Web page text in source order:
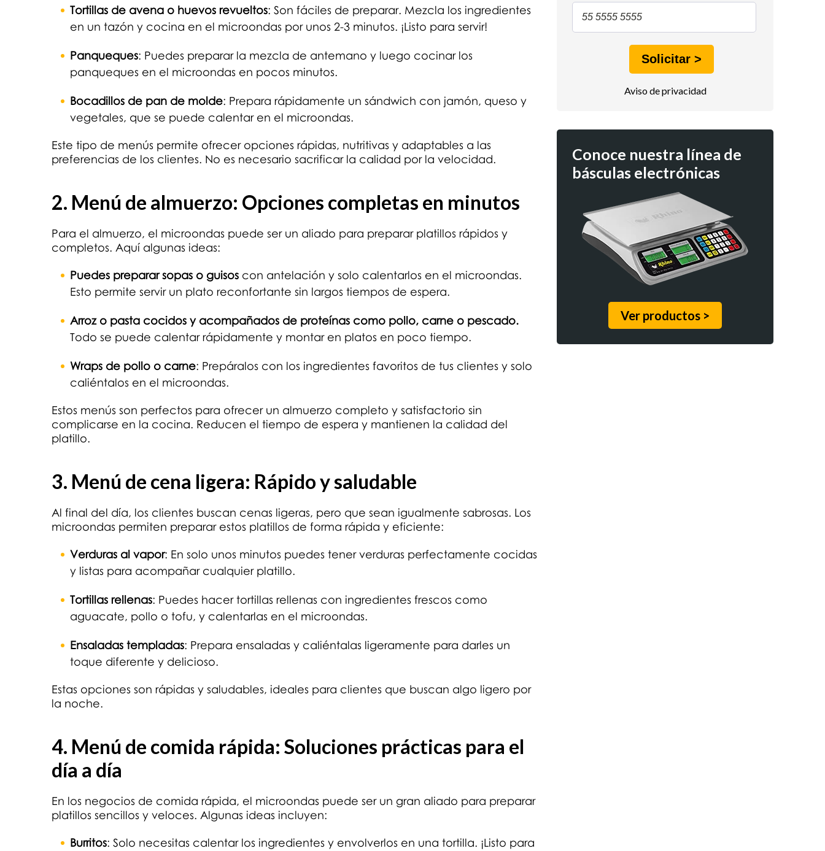
Tortillas de avena o huevos revueltos: Son fáciles de preparar. Mezcla los ingredientes
en un tazón y cocina en el microondas por unos 2-3 minutos. ¡Listo para servir!
Panqueques: Puedes preparar la mezcla de antemano y luego cocinar los
panqueques en el microondas en pocos minutos.
Bocadillos de pan de molde: Prepara rápidamente un sándwich con jamón, queso y
vegetales, que se puede calentar en el microondas.
Este tipo de menús permite ofrecer opciones rápidas, nutritivas y adaptables a las
preferencias de los clientes. No es necesario sacrificar la calidad por la velocidad.
2. Menú de almuerzo: Opciones completas en minutos
Para el almuerzo, el microondas puede ser un aliado para preparar platillos rápidos y
completos. Aquí algunas ideas:
Puedes preparar sopas o guisos con antelación y solo calentarlos en el microondas.
Esto permite servir un plato reconfortante sin largos tiempos de espera.
Arroz o pasta cocidos y acompañados de proteínas como pollo, carne o pescado.
Todo se puede calentar rápidamente y montar en platos en poco tiempo.
Wraps de pollo o carne: Prepáralos con los ingredientes favoritos de tus clientes y solo
caliéntalos en el microondas.
Estos menús son perfectos para ofrecer un almuerzo completo y satisfactorio sin
complicarse en la cocina. Reducen el tiempo de espera y mantienen la calidad del
platillo.
3. Menú de cena ligera: Rápido y saludable
Al final del día, los clientes buscan cenas ligeras, pero que sean igualmente sabrosas. Los
microondas permiten preparar estos platillos de forma rápida y eficiente:
Verduras al vapor: En solo unos minutos puedes tener verduras perfectamente cocidas
y listas para acompañar cualquier platillo.
Tortillas rellenas: Puedes hacer tortillas rellenas con ingredientes frescos como
aguacate, pollo o tofu, y calentarlas en el microondas.
Ensaladas templadas: Prepara ensaladas y caliéntalas ligeramente para darles un
toque diferente y delicioso.
Estas opciones son rápidas y saludables, ideales para clientes que buscan algo ligero por
la noche.
4. Menú de comida rápida: Soluciones prácticas para el
día a día
En los negocios de comida rápida, el microondas puede ser un gran aliado para preparar
platillos sencillos y veloces. Algunas ideas incluyen:
Burritos: Solo necesitas calentar los ingredientes y envolverlos en una tortilla. ¡Listo para
Aviso de privacidad
Conoce nuestra línea de
básculas electrónicas
Ver productos >